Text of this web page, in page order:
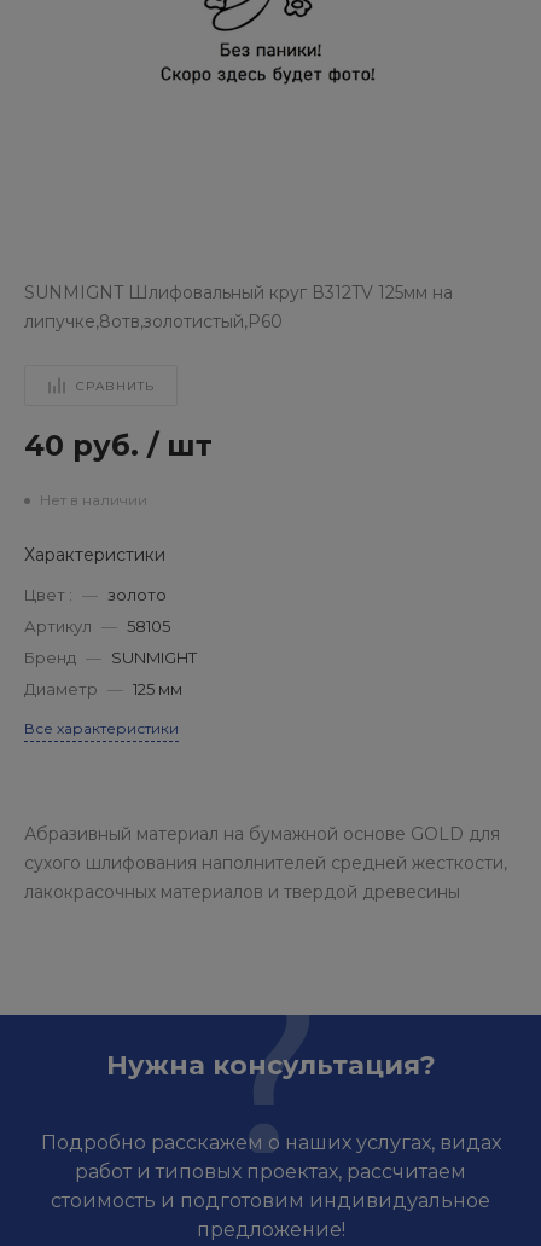
SUNMIGNT Шлифовальный круг В312TV 125мм на
липучке,8отв,золотистый,Р60
СРАВНИТЬ
40 руб. / шт
Нет в наличии
Характеристики
Цвет : — золото
Артикул — 58105
Бренд — SUNMIGHT
Диаметр — 125 мм
Все характеристики
Абразивный материал на бумажной основе GOLD для
сухого шлифования наполнителей средней жесткости,
лакокрасочных материалов и твердой древесины
Нужна консультация?
Подробно расскажем о наших услугах, видах
работ и типовых проектах, рассчитаем
стоимость и подготовим индивидуальное
предложение!